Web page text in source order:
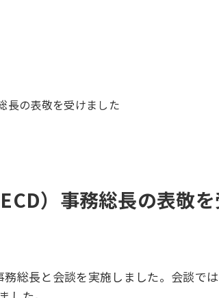
長の表敬を受けました
）事務総長の表敬
総長と会談を実施しました。会談で